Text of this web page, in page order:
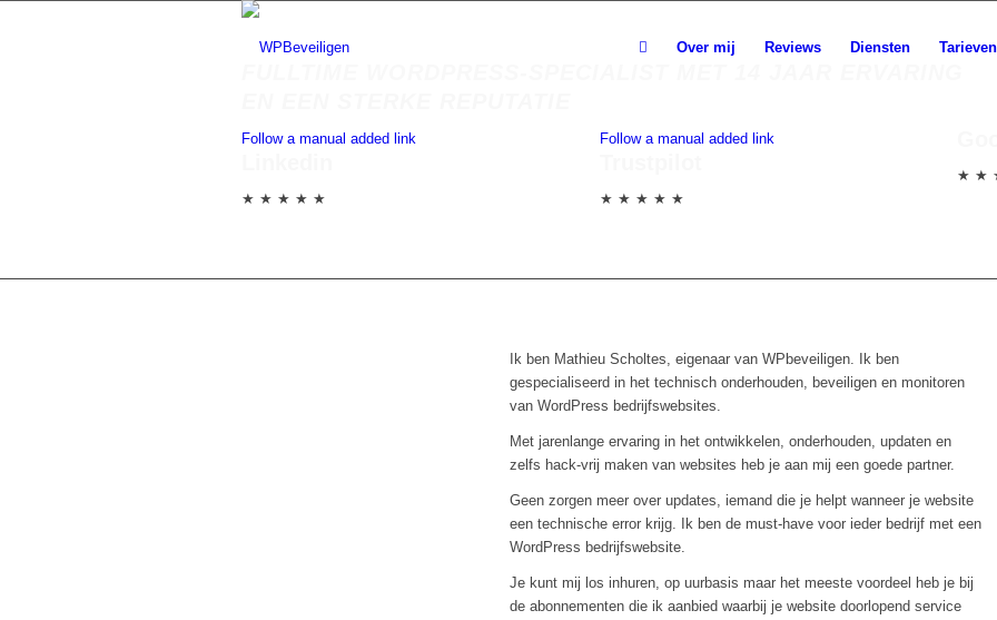
Over mij Reviews Diensten Tarieven
Follow a manual added link
★ ★ ★ ★ ★
Follow a manual added link
★ ★ ★ ★ ★
★ ★
Ik ben Mathieu Scholtes, eigenaar van WPbeveiligen. Ik ben
gespecialiseerd in het technisch onderhouden, beveiligen en monitoren
van WordPress bedrijfswebsites.
Met jarenlange ervaring in het ontwikkelen, onderhouden, updaten en
zelfs hack-vrij maken van websites heb je aan mij een goede partner.
Geen zorgen meer over updates, iemand die je helpt wanneer je website
een technische error krijg. Ik ben de must-have voor ieder bedrijf met een
WordPress bedrijfswebsite.
Je kunt mij los inhuren, op uurbasis maar het meeste voordeel heb je bij
de abonnementen die ik aanbied waarbij je website doorlopend service